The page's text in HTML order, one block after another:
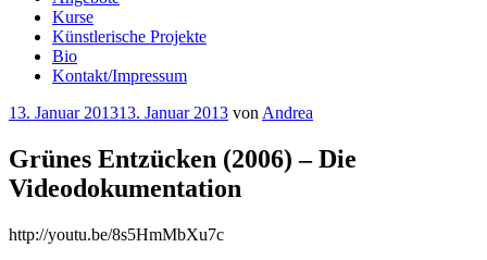
Kurse
Künstlerische Projekte
Bio
Kontakt/Impressum
Veröffentlicht
13. Januar 201313. Januar 2013 von Andrea
Grünes Entzücken (2006) – Die
Videodokumentation
http://youtu.be/8s5HmMbXu7c